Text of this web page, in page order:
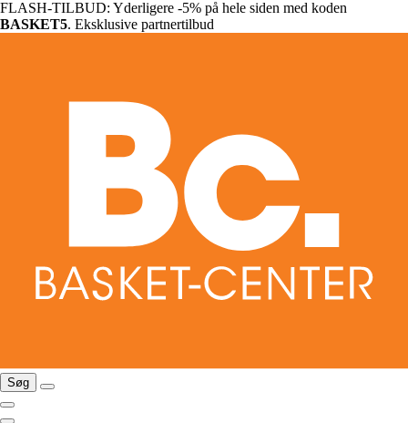
FLASH-TILBUD: Yderligere -5% på hele siden med koden
BASKET5. Eksklusive partnertilbud
Søg